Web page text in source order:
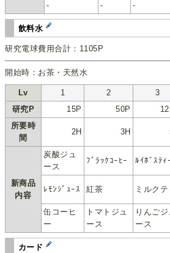
- - -
飲料水
研究電球費用合計：1105P
開始時：お茶・天然水
Lv 1 2 3
研究P
15P 50P
所要時
間
2H 3H
新商品
内容
炭酸ジュ
ース
ﾌﾞﾗｯｸｺｰﾋｰ ﾙｲﾎﾞｽﾃｨ
ﾚﾓﾝｼﾞｭｰｽ 紅茶 ミルクテ
缶コーヒ
ー
トマトジュ
ース
りんごジ
ース
カード